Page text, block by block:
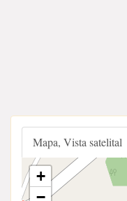
Mapa, Vista satelital
+
−